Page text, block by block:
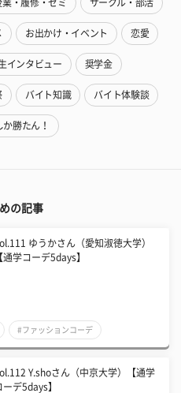
業・履修・ゼミ サークル・部活
お出かけ・イベント 恋愛
インタビュー 奨学金
バイト知識 バイト体験談
勝たん！
の記事
ゆうかさん（愛知淑徳大学）
通学コーデ5days】
#ファッションコーデ
Y.shoさん（中京大学）【通学
ーデ5days】